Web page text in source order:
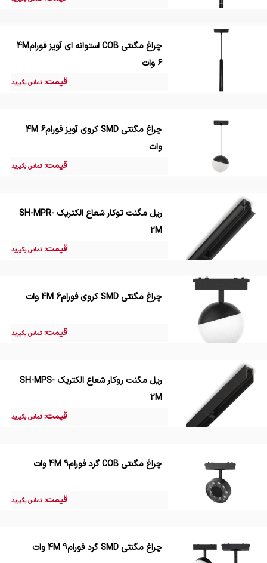
چراغ مگنتی COB استوانه ای آویز فورام4M
6 وات
قیمت:تماس بگیرید
چراغ مگنتی SMD کروی آویز فورام4M 6
وات
قیمت:تماس بگیرید
ریل مگنت توکار شعاع الکتریک SH-MPR-
2M
قیمت:تماس بگیرید
چراغ مگنتی SMD کروی فورام4M 6 وات
قیمت:تماس بگیرید
ریل مگنت روکار شعاع الکتریک SH-MPS-
2M
قیمت:تماس بگیرید
چراغ مگنتی COB گرد فورام4M 9 وات
قیمت:تماس بگیرید
چراغ مگنتی SMD گرد فورام4M 9 وات